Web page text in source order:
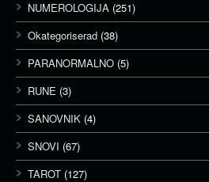
NUMEROLOGIJA (251)
Okategoriserad (38)
PARANORMALNO (5)
RUNE (3)
SANOVNIK (4)
SNOVI (67)
TAROT (127)